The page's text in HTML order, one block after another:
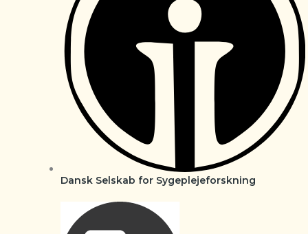
Dansk Selskab for Sygeplejeforskning